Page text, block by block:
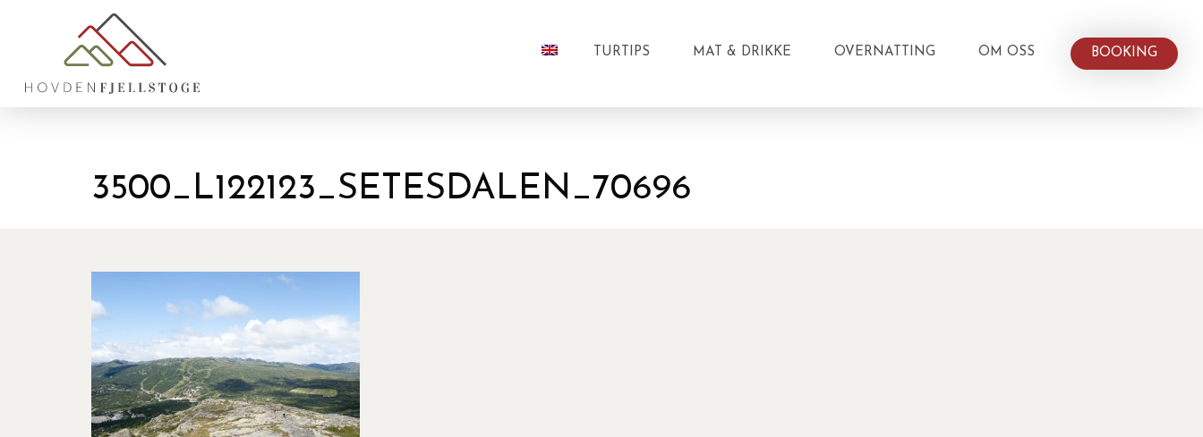
TURTIPS MAT & DRIKKE OVERNATTING OM OSS BOOKING
3500_L122123_SETESDALEN_70696